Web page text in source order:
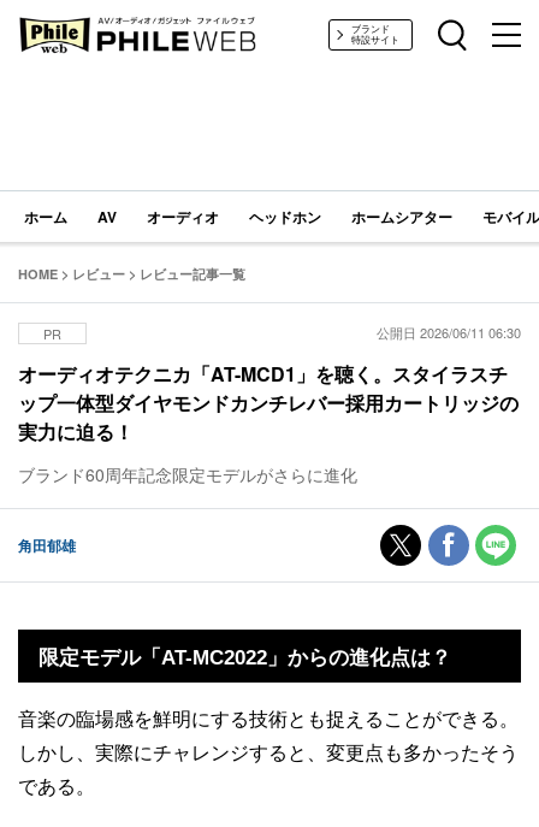
PHILE WEB｜AV/オーディオ/ガジェットブランド
特設サイト
ホーム AV オーディオ ヘッドホン ホームシアター モバイ
HOME > レビュー > レビュー記事一覧
PR 公開日 2026/06/11 06:30
オーディオテクニカ「AT-MCD1」を聴く。スタイラスチ
ップ一体型ダイヤモンドカンチレバー採用カートリッジの
実力に迫る！
ブランド60周年記念限定モデルがさらに進化
角田郁雄
限定モデル「AT-MC2022」からの進化点は？
音楽の臨場感を鮮明にする技術とも捉えることができる。
しかし、実際にチャレンジすると、変更点も多かったそう
である。